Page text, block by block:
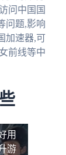
问中国国
问题,影响
加速器,可
前线等中
用
游